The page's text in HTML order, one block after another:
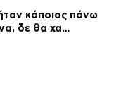
κάποιος πάνω
δε θα χα